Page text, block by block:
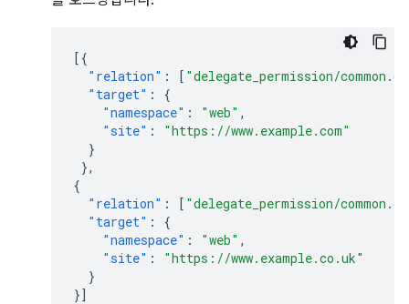
[{
"relation" : [ "delegate_permission/
"target" :
{
"namespace" : "web" ,
"site" :
"https://www.example.com"
}
},
{
"relation" : [ "delegate_permission/
"target" :
{
"namespace" : "web" ,
"site" :
"https://www.example.co.uk"
}
}]